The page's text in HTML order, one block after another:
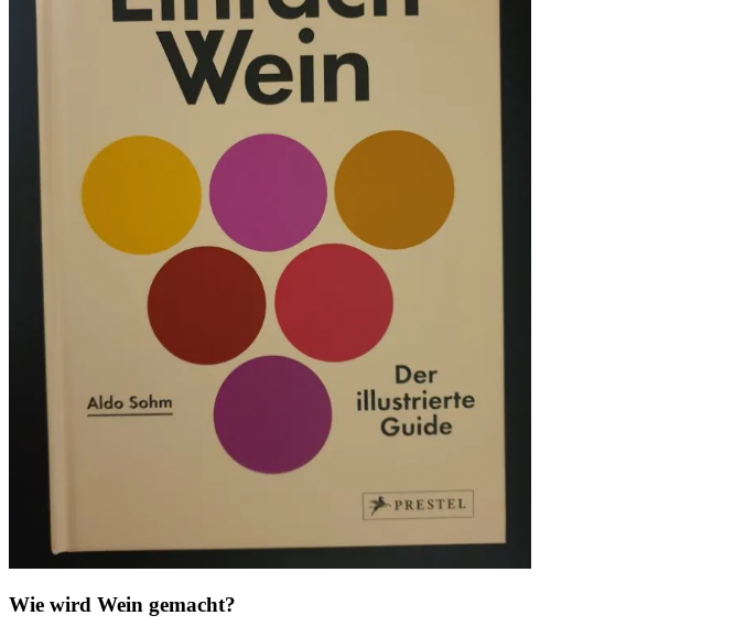
Wie wird Wein gemacht?